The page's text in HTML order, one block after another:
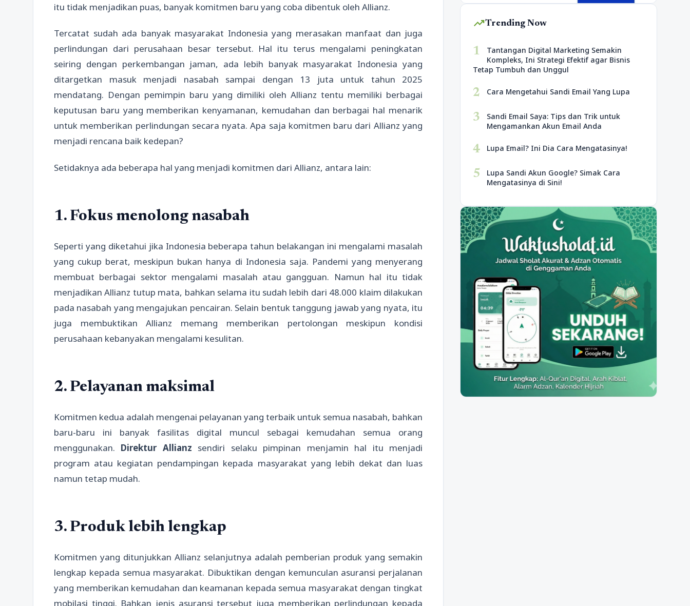
itu tidak menjadikan puas, banyak komitmen baru yang coba dibentuk oleh Allianz.
Tercatat sudah ada banyak masyarakat Indonesia yang merasakan manfaat dan juga
perlindungan dari perusahaan besar tersebut. Hal itu terus mengalami peningkatan
seiring dengan perkembangan jaman, ada lebih banyak masyarakat Indonesia yang
ditargetkan masuk menjadi nasabah sampai dengan 13 juta untuk tahun 2025
mendatang. Dengan pemimpin baru yang dimiliki oleh Allianz tentu memiliki berbagai
keputusan baru yang memberikan kenyamanan, kemudahan dan berbagai hal menarik
untuk memberikan perlindungan secara nyata. Apa saja komitmen baru dari Allianz yang
menjadi rencana baik kedepan?
Setidaknya ada beberapa hal yang menjadi komitmen dari Allianz, antara lain:
1. Fokus menolong nasabah
Seperti yang diketahui jika Indonesia beberapa tahun belakangan ini mengalami masalah
yang cukup berat, meskipun bukan hanya di Indonesia saja. Pandemi yang menyerang
membuat berbagai sektor mengalami masalah atau gangguan. Namun hal itu tidak
menjadikan Allianz tutup mata, bahkan selama itu sudah lebih dari 48.000 klaim dilakukan
pada nasabah yang mengajukan pencairan. Selain bentuk tanggung jawab yang nyata, itu
juga membuktikan Allianz memang memberikan pertolongan meskipun kondisi
perusahaan kebanyakan mengalami kesulitan.
2. Pelayanan maksimal
Komitmen kedua adalah mengenai pelayanan yang terbaik untuk semua nasabah, bahkan
baru-baru ini banyak fasilitas digital muncul sebagai kemudahan semua orang
menggunakan. Direktur Allianz sendiri selaku pimpinan menjamin hal itu menjadi
program atau kegiatan pendampingan kepada masyarakat yang lebih dekat dan luas
namun tetap mudah.
3. Produk lebih lengkap
Komitmen yang ditunjukkan Allianz selanjutnya adalah pemberian produk yang semakin
lengkap kepada semua masyarakat. Dibuktikan dengan kemunculan asuransi perjalanan
yang memberikan kemudahan dan keamanan kepada semua masyarakat dengan tingkat
mobilasi tinggi. Bahkan jenis asuransi tersebut juga memberikan perlindungan kepada
trending_upTrending Now
1
Tantangan Digital Marketing Semakin
Kompleks, Ini Strategi Efektif agar Bisnis
Tetap Tumbuh dan Unggul
2 Cara Mengetahui Sandi Email Yang Lupa
3
Sandi Email Saya: Tips dan Trik untuk
Mengamankan Akun Email Anda
4 Lupa Email? Ini Dia Cara Mengatasinya!
5
Lupa Sandi Akun Google? Simak Cara
Mengatasinya di Sini!